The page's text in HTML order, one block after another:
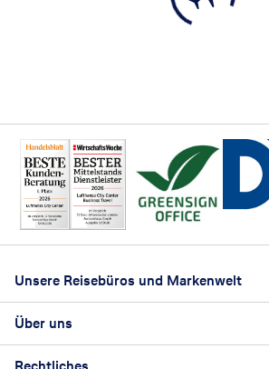
Unsere Reisebüros und Markenwelt
LCC Niederrhein Alter Markt
Über uns